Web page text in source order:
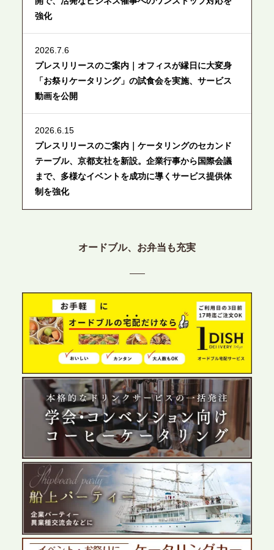
強化
2026.7.6
プレスリリースのご案内｜オフィスが縁日に大変身
「お祭りケータリング」の試食会を実施、サービス
動画を公開
2026.6.15
プレスリリースのご案内｜ケータリングのセカンド
テーブル、京都支社を新設。企業行事から国際会議
まで、多様なイベントを成功に導くサービス提供体
制を強化
プレスリリースのご案内｜ケータリングのセカンド
目の展開で、拡大する出張パーティー・ケータリン
2026.6.4
プレスリリースのご案内｜夏の社内親睦が、配属後
の離職防止に。オフィスや会議室で縁日気分を味わ
う「お祭りケータリング」の提供を開始
2026.5.29
プレスリリースのご案内｜ケータリングのセカンド
テーブル、群馬前橋支社を設立。再開発やオフィス
展開が進む前橋エリアの企業ニーズに応え、高品質
なサービスで各種イベント・懇親会をサポート
2026.5.27
プレスリリースのご案内｜ケータリングのセカンド
テーブル、千葉本社を新設。幕張・舞浜の大型イベ
ントから主要都市の社内懇親会まで、現地拠点を活
オードブル、お弁当も充実